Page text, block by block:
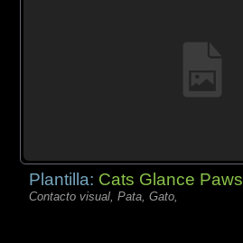
Plantilla: Cats Glance Paws
Contacto visual, Pata, Gato,